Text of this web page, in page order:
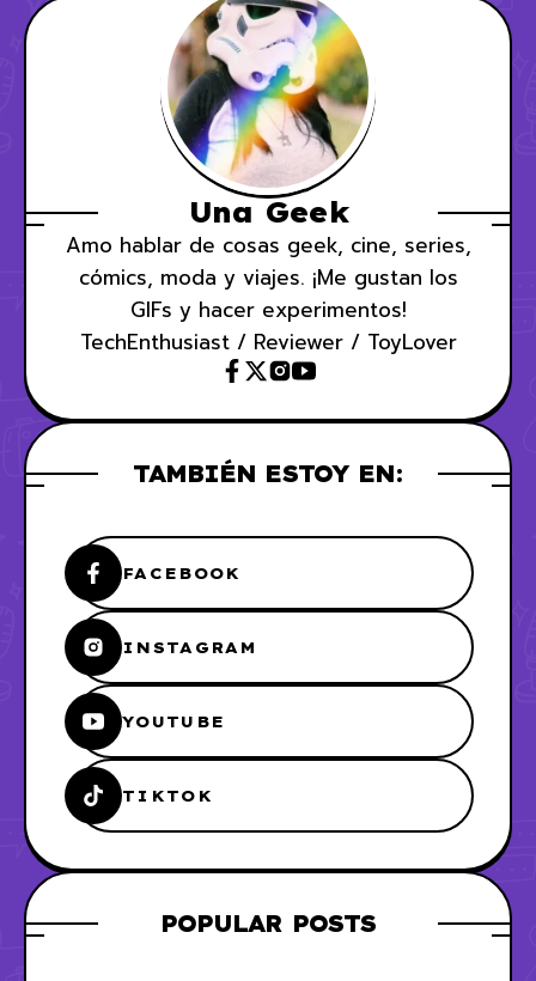
Una Geek
Amo hablar de cosas geek, cine, series,
cómics, moda y viajes. ¡Me gustan los
GIFs y hacer experimentos!
TechEnthusiast / Reviewer / ToyLover
TAMBIÉN ESTOY EN:
FACEBOOK
INSTAGRAM
YOUTUBE
TIKTOK
POPULAR POSTS